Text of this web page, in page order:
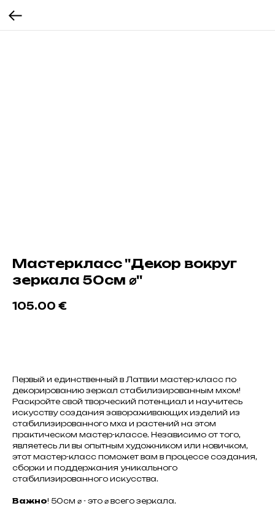
Мастеркласс ''Декор вокруг
зеркала 50см ⌀''
105.00 €
Первый и единственный в Латвии мастер-класс по
декорированию зеркал стабилизированным мхом!
Раскройте свой творческий потенциал и научитесь
искусству создания завораживающих изделий из
стабилизированного мха и растений на этом
практическом мастер-классе. Независимо от того,
являетесь ли вы опытным художником или новичком,
этот мастер-класс поможет вам в процессе создания,
сборки и поддержания уникального
стабилизированного искусства.
Важно! 50см ⌀ - это ⌀ всего зеркала.